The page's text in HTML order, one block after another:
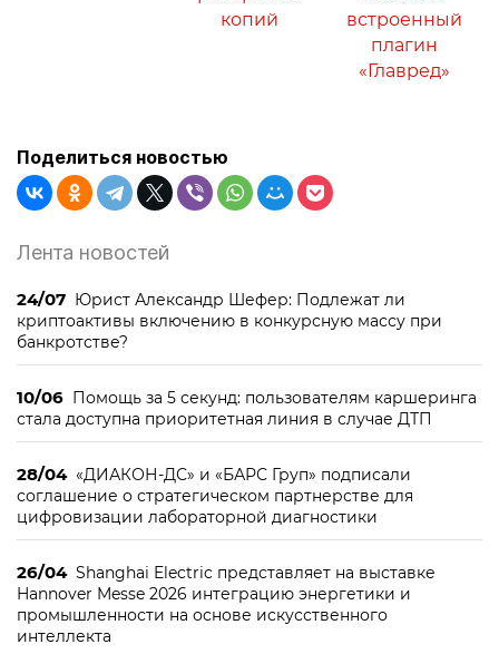
копий
встроенный
плагин
«Главред»
Поделиться новостью
Лента новостей
24/07 Юрист Александр Шефер: Подлежат ли
криптоактивы включению в конкурсную массу при
банкротстве?
10/06 Помощь за 5 секунд: пользователям каршеринга
стала доступна приоритетная линия в случае ДТП
28/04 «ДИАКОН-ДС» и «БАРС Груп» подписали
соглашение о стратегическом партнерстве для
цифровизации лабораторной диагностики
26/04 Shanghai Electric представляет на выставке
Hannover Messe 2026 интеграцию энергетики и
промышленности на основе искусственного
интеллекта